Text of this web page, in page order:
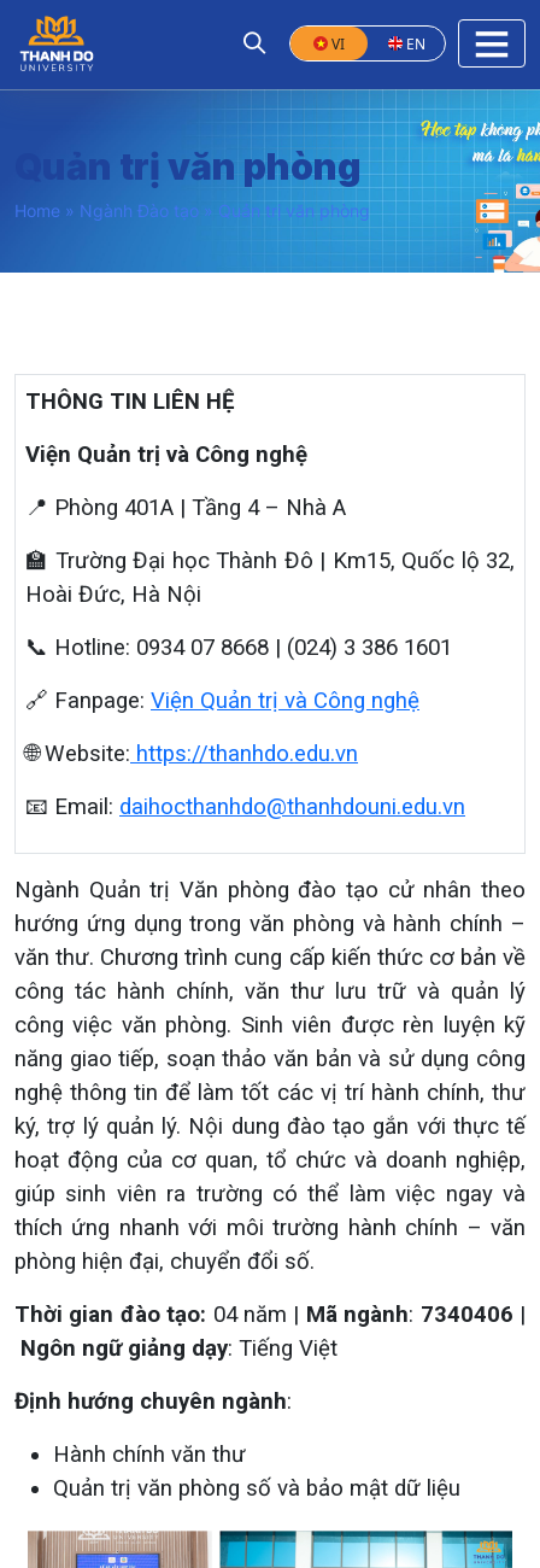
VI EN
Quản trị văn phòng
Home » Ngành Đào tạo » Quản trị văn phòng
THÔNG TIN LIÊN HỆ
Viện Quản trị và Công nghệ
📍 Phòng 401A | Tầng 4 – Nhà A
🏫 Trường Đại học Thành Đô | Km15, Quốc lộ 32,
Hoài Đức, Hà Nội
📞 Hotline: 0934 07 8668 | (024) 3 386 1601
🔗 Fanpage: Viện Quản trị và Công nghệ
🌐 Website: https://thanhdo.edu.vn
📧 Email: daihocthanhdo@thanhdouni.edu.vn
Ngành Quản trị Văn phòng đào tạo cử nhân theo
hướng ứng dụng trong văn phòng và hành chính –
văn thư. Chương trình cung cấp kiến thức cơ bản về
công tác hành chính, văn thư lưu trữ và quản lý
công việc văn phòng. Sinh viên được rèn luyện kỹ
năng giao tiếp, soạn thảo văn bản và sử dụng công
nghệ thông tin để làm tốt các vị trí hành chính, thư
ký, trợ lý quản lý. Nội dung đào tạo gắn với thực tế
hoạt động của cơ quan, tổ chức và doanh nghiệp,
giúp sinh viên ra trường có thể làm việc ngay và
thích ứng nhanh với môi trường hành chính – văn
phòng hiện đại, chuyển đổi số.
Thời gian đào tạo: 04 năm | Mã ngành: 7340406 |
Ngôn ngữ giảng dạy: Tiếng Việt
Định hướng chuyên ngành:
Hành chính văn thư
Quản trị văn phòng số và bảo mật dữ liệu